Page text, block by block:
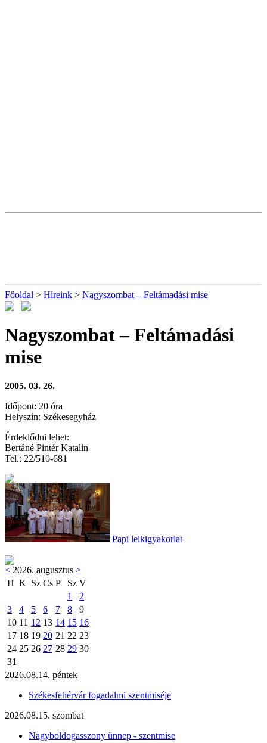
Főoldal > Híreink > Nagyszombat – Feltámadási mise
Nagyszombat – Feltámadási
mise
2005. 03. 26.
Időpont: 20 óra
Helyszín: Székesegyház
Érdeklődni lehet:
Bertáné Pintér Katalin
Tel.: 22/510-681
Papi lelkigyakorlat
< 2026. augusztus >
H K Sz Cs P Sz V
1
2
3
4 5 6 7 8
9
10 11 12 13 14 15 16
17 18 19 20 21 22 23
24 25 26 27 28 29 30
31
2026.08.14. péntek
Székesfehérvár fogadalmi szentmiséje
2026.08.15. szombat
Nagyboldogasszony ünnep - szentmise